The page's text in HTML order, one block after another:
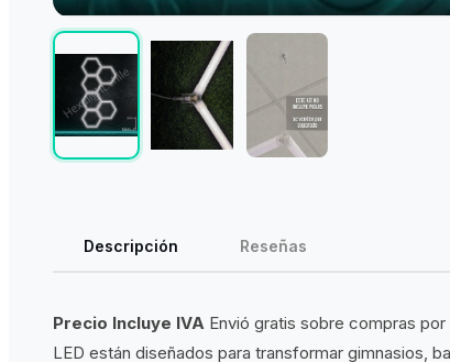
Descripción Reseñas
Precio Incluye IVA Envió gratis sobre compras
LED están diseñados para transformar gimnasios,